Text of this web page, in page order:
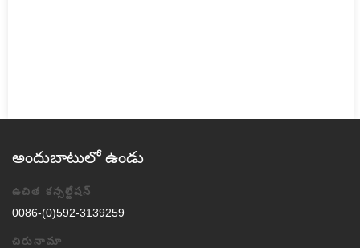
అందుబాటులో ఉండు
ఉచిత కన్సల్టేషన్
0086-(0)592-3139259
చిరునామా